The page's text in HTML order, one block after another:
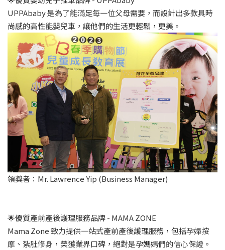
UPPAbaby 是為了能滿足每一位父母需要，而設計出多款具時
尚感的高性能嬰兒車，讓他們的生活更輕鬆，更美。
領獎者：Mr. Lawrence Yip (Business Manager)
🌟優質產前產後護理服務品牌 - MAMA ZONE
Mama Zone 致力提供一站式產前產後護理服務，包括孕婦按
摩、紮肚修身，榮獲業界口碑，絕對是孕媽媽們的信心保證。